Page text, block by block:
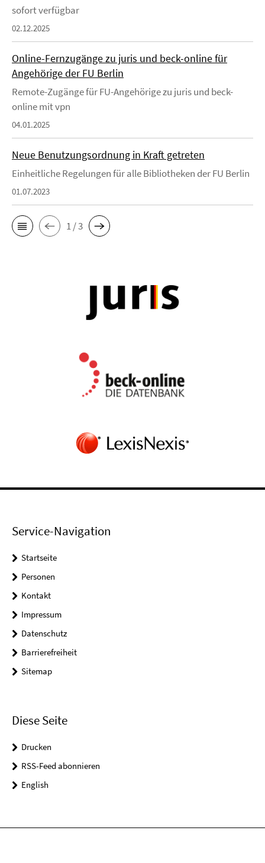
sofort verfügbar
02.12.2025
Online-Fernzugänge zu juris und beck-online für
Angehörige der FU Berlin
Remote-Zugänge für FU-Angehörige zu juris und beck-
online mit vpn
04.01.2025
Neue Benutzungsordnung in Kraft getreten
Einheitliche Regelungen für alle Bibliotheken der FU Berlin
01.07.2023
1 / 3
Service-Navigation
Startseite
Personen
Kontakt
Impressum
Datenschutz
Barrierefreiheit
Sitemap
Diese Seite
Drucken
RSS-Feed abonnieren
English